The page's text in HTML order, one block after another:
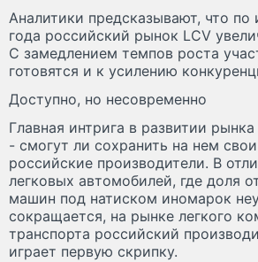
Аналитики предсказывают, что по
года российский рынок LCV
С замедлением темпов роста
готовятся и к усилению
Доступно, но несовременно
Главная интрига в развитии
- смогут ли сохранить на нем
российские производители. В
легковых автомобилей, где доля
машин под натиском иномарок
сокращается, на рынке легкого
транспорта российский
играет первую скрипку.